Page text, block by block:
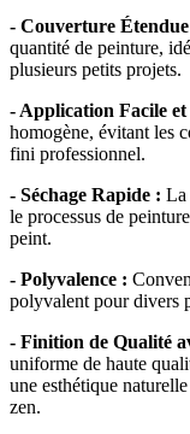
- Couverture
quantité de peinture,
plusieurs petits projets.
- Application Facile
homogène, évitant les
fini professionnel.
- Séchage Rapide : La
le processus de
peint.
- Polyvalence :
polyvalent pour divers
- Finition de Qualité
uniforme de haute
une esthétique
zen.